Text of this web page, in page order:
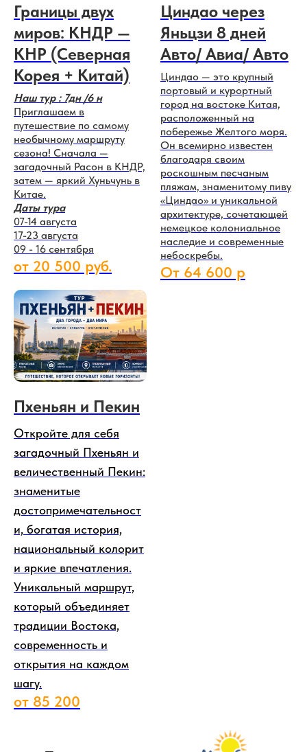
Границы двух
миров: КНДР —
КНР (Северная
Корея + Китай)
Наш тур : 7дн /6 н
Приглашаем в
путешествие по самому
необычному маршруту
сезона! Сначала —
загадочный Расон в КНДР,
затем — яркий Хуньчунь в
Китае.
Даты тура
07-14 августа
17-23 августа
09 - 16 сентября
от 20 500 руб.
Циндао через
Яньцзи 8 дней
Авто/ Авиа/ Авто
Циндао — это крупный
портовый и курортный
город на востоке Китая,
расположенный на
побережье Желтого моря.
Он всемирно известен
благодаря своим
роскошным песчаным
пляжам, знаменитому пиву
«Циндао» и уникальной
архитектуре, сочетающей
немецкое колониальное
наследие и современные
небоскребы.
От 64 600 р
Пхеньян и Пекин
Откройте для себя
загадочный Пхеньян и
величественный Пекин:
знаменитые
достопримечательност
и, богатая история,
национальный колорит
и яркие впечатления.
Уникальный маршрут,
который объединяет
традиции Востока,
современность и
открытия на каждом
шагу.
от 85 200